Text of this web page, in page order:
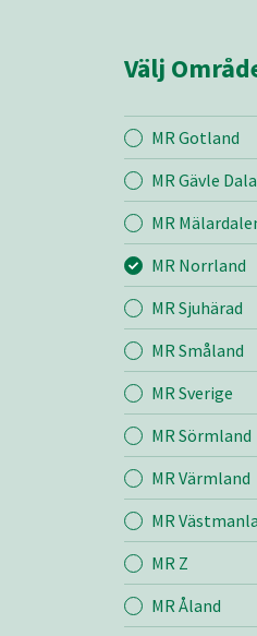
Mina sidor
MR Norrland
Entreprenad
Bemanning
Välj
MR Gotland
MR Gävle Dala
MR
MR Norrland
MR Sjuhärad
MR Småland
MR Sverige
MR Sörmland
MR Värmland
MR
MR Z
MR Åland